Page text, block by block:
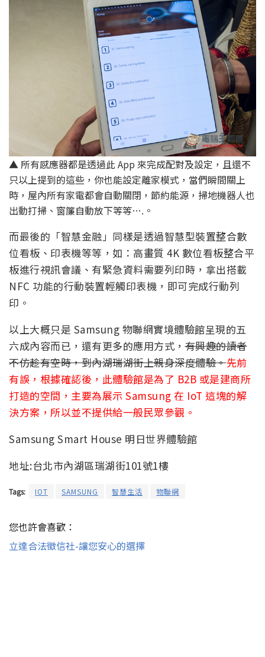
▲ 所有感應器都是透過此 App 來完成配對及設定，且還不
只以上提到的這些，你也能設定離家模式，當們瞬間關上
時，屋內所有家電都會自動關閉，節約能源，掃地機器人也
出動打掃、窗簾自動放下等等….。
而最後的「智慧金融」同樣是透過智慧型裝置整合數
位看板、印表機等等，如：高畫質 4K 數位看板整合平
板進行視訊會議、有緊急資料需要列印時，拿出搭載
NFC 功能的行動裝置輕觸印表機，即可完成行動列
印。
以上大概只是 Samsung 物聯網實境體驗館呈現的五
六成內容而已，還有更多的應用方式，有興趣的讀者
不仿趁有空時，到內湖瑞湖街上親身深度體驗。先前
有誤，根據確認後， 此體驗館是為了 B2B 或是建商所
打造的空間，主要為展示 Samsung 在 IoT 這塊的解
決方案，所以並不提供給一般民眾參觀。
Samsung Smart House 明日世界體驗館
地址:台北市內湖區瑞湖街101號1樓
Tags: IOT SAMSUNG 智慧生活 物聯網
您也許會喜歡：
立達合法徵信社-讓您安心的選擇